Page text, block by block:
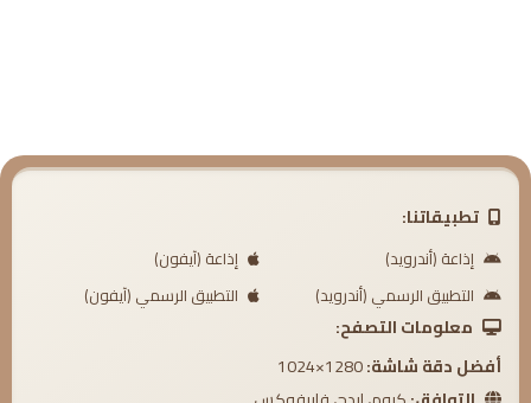
تطبيقاتنا:
إذاعة (أندرويد)
إذاعة (آيفون)
التطبيق الرسمي (أندرويد)
التطبيق الرسمي (آيفون)
معلومات التصفح:
أفضل دقة شاشة: